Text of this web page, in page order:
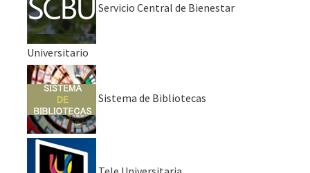
Servicio Central de Bienestar
Universitario
Sistema de Bibliotecas